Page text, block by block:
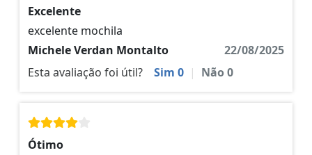
Excelente
excelente mochila
Michele Verdan Montalto
22/08/2025
Esta avaliação foi útil?
Sim 0 | Não0
Ótimo